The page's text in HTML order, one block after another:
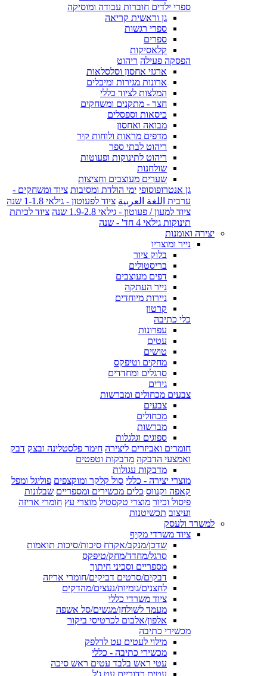
ספרי ילדים חוברות עבודה ומוסיקה
גן וראשית קריאה
ספרי רגשות
ספרים
קלאסיקות
הפסקה פעילה ריהוט
ארגזי אחסון וסלסלאות
ארונות מגירות ומיכלים
המלצות לציוד כללי
חצר - מתקנים ומשחקים
כיסאות וספסלים
מבואה ואחסון
מדפים מראות ולוחות קיר
ריהוט לבתי ספר
ריהוט לתינוקות ופעוטות
שולחנות
שערים מעוצבים וחציצות
גן אנטרופוסופי ימי הולדת ומסיבות ציוד ומשחקים -
ערבית اللغة العربية ציוד לפעוטון - גילאי 1-1.8 שנה
ציוד למעון / פעוטון - גילאי 1.9-2.8 שנה
ציוד לכיתת
תינוקות גילאי 4 חד' - שנה
יצירה ואומנות
נייר ומוצריו
בלוק ציור
בריסטולים
דפים מעוצבים
נייר העתקה
ניירות מיוחדים
קרטון
כלי כתיבה
עפרונות
עטים
טושים
מחקים וטיפקס
סרגלים ומחדדים
גירים
צבעים מכחולים ומברשות
צבעים
מכחולים
מברשות
ספוגים וגלגלות
חומרים ואביזרים ליצירה חימר פלסטלינה ובצק דבק
ואמצעי הדבקה מדבקות וטפטים
מדבקות עגולות
מוצרי יצירה - כללי סול קלקר ומוקצפים פוליגל ומפל
קאפה וקנווס כלים מכשירים ומספריים שבלונות
פיסול וכיור מוצרי טקסטיל מוצרי עץ חומרי אריזה
ועיצוב תכשיטנות
למשרד ולעסק
ציוד משרדי מקיף
שדכן/מנקב/אקדח סיכות/סיכות תואמות
סרגל/מחדד/מחק/טיפקס
מספריים וסכיני חיתוך
דבקים/סרטים דביקים/חומרי אריזה
לחצנים/גומיות/נעצים/מהדקים
ציוד משרדי כללי
מעמד לשולחן/מגשים/סל אשפה
אלפון/אלבום לכרטיסי ביקור
מכשירי כתיבה
מילוי לעטים עט לדלפק
מכשירי כתיבה - כללי
עטי ראש בלבד עטים ראש סיכה
עטים כדוריים עט ג'ל